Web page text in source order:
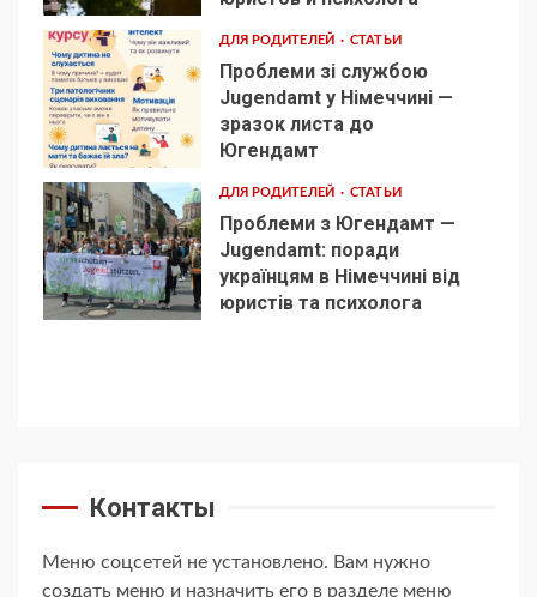
4
ДЛЯ РОДИТЕЛЕЙ СТАТЬИ
Проблеми зі службою
Jugendamt у Німеччині —
зразок листа до
Югендамт
5
ДЛЯ РОДИТЕЛЕЙ СТАТЬИ
Проблеми з Югендамт —
Jugendamt: поради
українцям в Німеччині від
юристів та психолога
Контакты
Меню соцсетей не установлено. Вам нужно
создать меню и назначить его в разделе меню